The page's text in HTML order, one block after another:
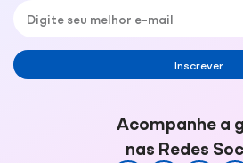
Inscrever
Acompanhe a
nas Redes